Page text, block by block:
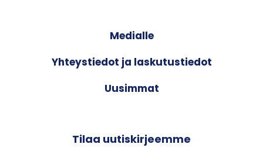
Medialle
Yhteystiedot ja laskutustiedot
Uusimmat
Tilaa uutiskirjeemme